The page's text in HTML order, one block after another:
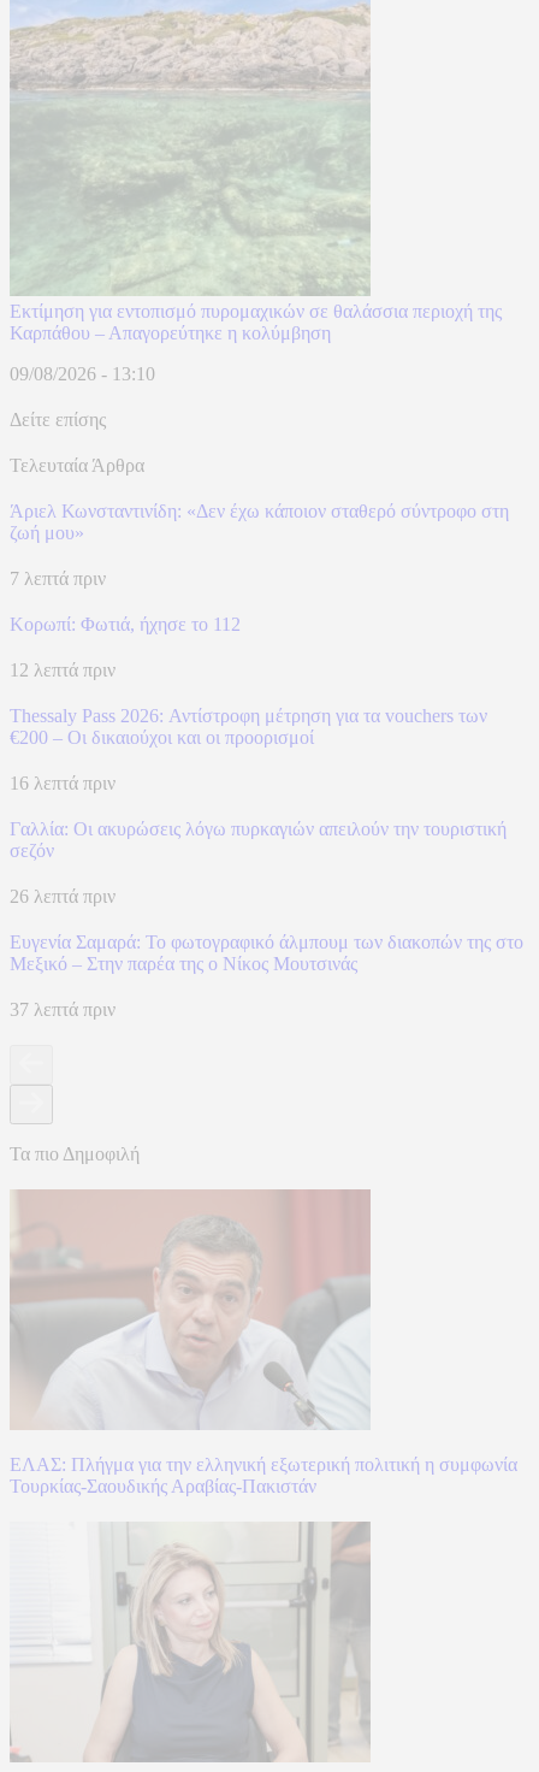
Εκτίμηση για εντοπισμό πυρομαχικών σε θαλάσσια περιοχή της
Καρπάθου – Απαγορεύτηκε η κολύμβηση
09/08/2026 - 13:10
Δείτε επίσης
Τελευταία Άρθρα
Άριελ Κωνσταντινίδη: «Δεν έχω κάποιον σταθερό σύντροφο στη
ζωή μου»
7 λεπτά πριν
Κορωπί: Φωτιά, ήχησε το 112
12 λεπτά πριν
Thessaly Pass 2026: Αντίστροφη μέτρηση για τα vouchers των
€200 – Οι δικαιούχοι και οι προορισμοί
16 λεπτά πριν
Γαλλία: Οι ακυρώσεις λόγω πυρκαγιών απειλούν την τουριστική
σεζόν
26 λεπτά πριν
Ευγενία Σαμαρά: Το φωτογραφικό άλμπουμ των διακοπών της στο
Μεξικό – Στην παρέα της ο Νίκος Μουτσινάς
37 λεπτά πριν
Τα πιο Δημοφιλή
ΕΛΑΣ: Πλήγμα για την ελληνική εξωτερική πολιτική η συμφωνία
Τουρκίας-Σαουδικής Αραβίας-Πακιστάν